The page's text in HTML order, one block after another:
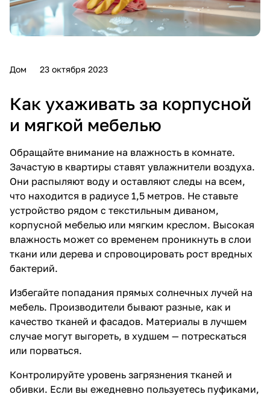
Дом 23 октября 2023
Как ухаживать за корпусной
и мягкой мебелью
Обращайте внимание на влажность в комнате.
Зачастую в квартиры ставят увлажнители воздуха.
Они распыляют воду и оставляют следы на всем,
что находится в радиусе 1,5 метров. Не ставьте
устройство рядом с текстильным диваном,
корпусной мебелью или мягким креслом. Высокая
влажность может со временем проникнуть в слои
ткани или дерева и спровоцировать рост вредных
бактерий.
Избегайте попадания прямых солнечных лучей на
мебель. Производители бывают разные, как и
качество тканей и фасадов. Материалы в лучшем
случае могут выгореть, в худшем — потрескаться
или порваться.
Контролируйте уровень загрязнения тканей и
обивки. Если вы ежедневно пользуетесь пуфиками,